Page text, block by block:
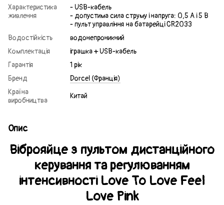
Характеристика
живлення
- USB-кабель
- допустима сила струму і напруга: 0,5 А і 5 В
- пульт управління на батарейці CR2033
Водостійкість
водонепроникний
Комплектація
іграшка + USB-кабель
Гарантія
1 рік
Бренд
Dorcel (Франція)
Країна
виробництва
Китай
Опис
Віброяйце з пультом дистанційного
керування та регулюванням
інтенсивності Love To Love Feel
Love Pink